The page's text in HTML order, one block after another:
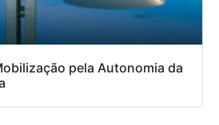
pela Autonomia da